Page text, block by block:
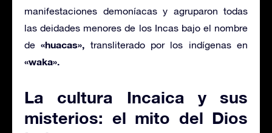
manifestaciones demoníacas y agruparon todas
las deidades menores de los Incas bajo el nombre
de«huacas», transliterado por los indígenas en
«waka».
La cultura Incaica y sus
misterios: el mito del Dios